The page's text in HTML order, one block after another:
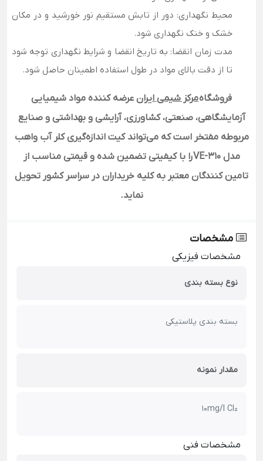
محیط نگهداری: دور از تابش مستقیم نور خورشید و در مکان
خشک و خنک نگهداری شود.
مدت زمان انقضا: به تاریخ انقضا و شرایط نگهداری توجه شود
تا از دقت بالای مواد در طول استفاده اطمینان حاصل شود.
فروشگاهمرکز شیمی ایران عرضه کننده مواد شیمیایی
آزمایشگاهی، صنعتی، کشاورزی، آرایشی و بهداشتی و صنایع
مربوطه مفتخر است که می‌تواند کیت اندازه‌گیری کلر آب واهب
مدل VE-310
را با کیفیتی تضمین شده و قیمتی مناسب از
تامین کنندگان معتبر به کلیه خریداران در سراسر کشور تحویل
نماید.
مشخصات
مشخصات فیزیکی
نوع بسته بندی
بسته بندی پلاستیکی
مقدار نمونه
10mg/l Cl₂
مشخصات فنی